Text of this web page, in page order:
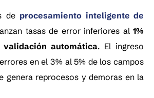
de procesamiento inteligente de
tasas de error inferiores al 1%
automática. El ingreso
en el 3% al 5% de los campos
genera reprocesos y demoras en la